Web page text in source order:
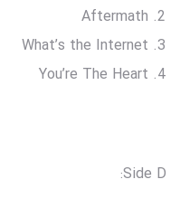
Aftermath
What’s the Internet
You’re The Heart
Side D: